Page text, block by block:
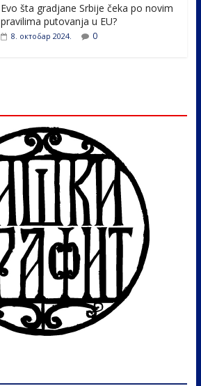
Evo šta gradjane Srbije čeka po novim
pravilima putovanja u EU?
8. октобар 2024. 0